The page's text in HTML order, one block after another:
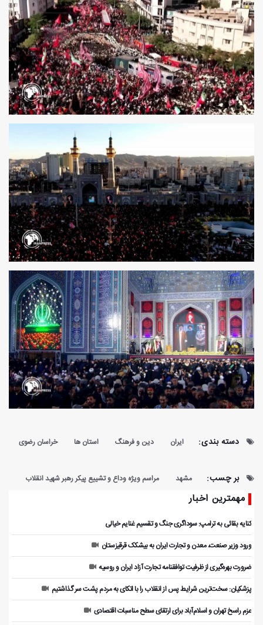
دسته بندی: ایران دین و فرهنگ استان ها خراسان رضوی
بر چسب: مشهد مراسم ویژه وداع و تشییع پیکر رهبر شهید انقلاب
مهمترین اخبار
کنایه بقائی به ترامپ: سوداگری جنگ و تقسیم غنایم خیالی
ورود وزیر صنعت، معدن و تجارت ایران به بیشکک قرقیزستان
ضرورت بهره‌گیری از ظرفیت توافقنامه تجارت آزاد ایران و روسیه
پزشکیان: سخت‌ترین شرایط پس از انقلاب را با اتکای به مردم پشت سر گذاشتیم
عزم راسخ تهران و اسلام‌آباد برای ارتقای سطح مناسبات اقتصادی